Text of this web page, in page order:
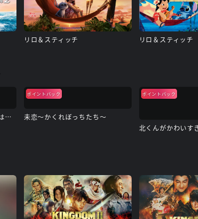
リロ＆スティッチ リロ＆スティッチ
娘の命を奪ったヤツを殺すのは罪ですか？
ポイントバック
未恋～かくれぼっちたち～
ポイントバック